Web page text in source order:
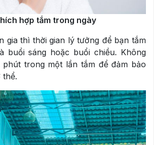
hợp tắm trong ngày
gia thì thời gian lý tưởng để bạn tắm
buổi sáng hoặc buổi chiều. Không
trong một lần tắm để đảm bảo
thể.